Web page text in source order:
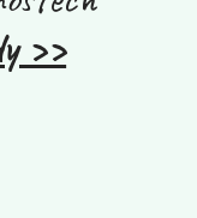
>>